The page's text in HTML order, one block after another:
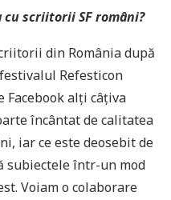
scriitorii SF români?
din România după
Refesticon
Facebook alți câțiva
încântat de calitatea
iar ce este deosebit de
subiectele într-un mod
Voiam o colaborare